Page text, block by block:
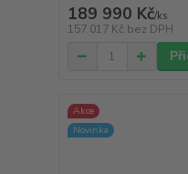
189 990 Kč/ks
157 017 Kč bez DPH
Akce
Novinka